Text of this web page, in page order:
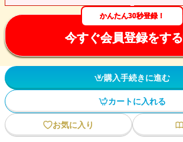
かんたん30秒登録！
今すぐ会員登録をする
購入手続きに進む
カートに入れる
お気に入り